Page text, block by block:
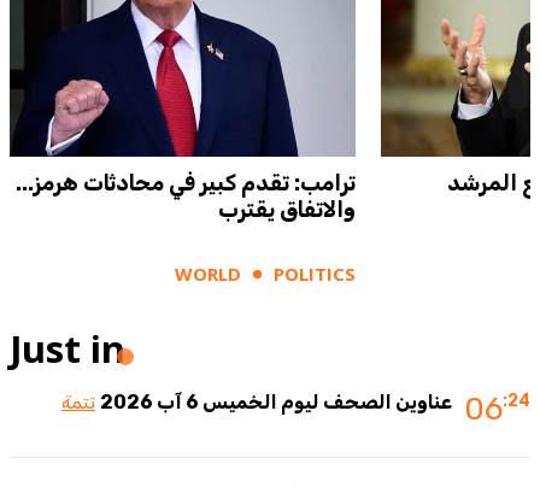
ترامب: تقدم كبير في محادثات هرمز...
والاتفاق يقترب
WORLD POLITICS
المرشد
Just in
06:24 عناوين الصحف ليوم الخميس 6 آب 2026 تتمة